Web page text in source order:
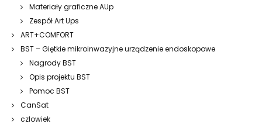
Materiały graficzne AUp
Zespół Art Ups
ART+COMFORT
BST – Giętkie mikroinwazyjne urządzenie endoskopowe
Nagrody BST
Opis projektu BST
Pomoc BST
CanSat
czlowiek